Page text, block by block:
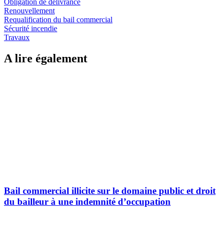
Obligation de délivrance
Renouvellement
Requalification du bail commercial
Sécurité incendie
Travaux
A lire également
Bail commercial illicite sur le domaine public et droit
du bailleur à une indemnité d’occupation